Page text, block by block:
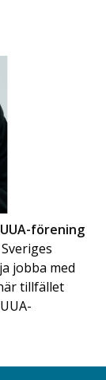
förening
jobba med
tillfället